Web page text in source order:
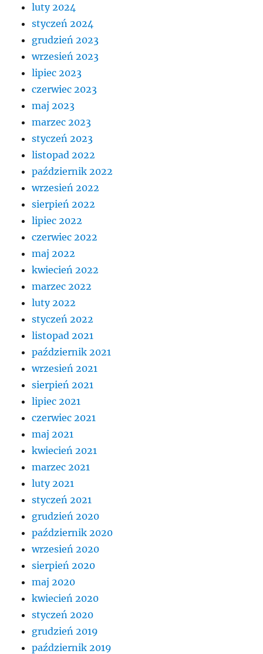
luty 2024
styczeń 2024
grudzień 2023
wrzesień 2023
lipiec 2023
czerwiec 2023
maj 2023
marzec 2023
styczeń 2023
listopad 2022
październik 2022
wrzesień 2022
sierpień 2022
lipiec 2022
czerwiec 2022
maj 2022
kwiecień 2022
marzec 2022
luty 2022
styczeń 2022
listopad 2021
październik 2021
wrzesień 2021
sierpień 2021
lipiec 2021
czerwiec 2021
maj 2021
kwiecień 2021
marzec 2021
luty 2021
styczeń 2021
grudzień 2020
październik 2020
wrzesień 2020
sierpień 2020
maj 2020
kwiecień 2020
styczeń 2020
grudzień 2019
październik 2019